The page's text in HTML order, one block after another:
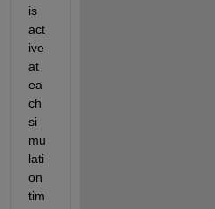
is
act
ive
at
ea
ch
si
mu
lati
on
tim